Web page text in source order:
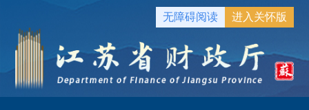
无障碍阅读 进入关怀版